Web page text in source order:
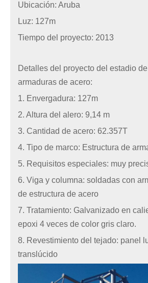
Ubicación: Aruba
Luz: 127m
Tiempo del proyecto: 2013
Detalles del proyecto del estadio
armaduras de acero:
1. Envergadura: 127m
2. Altura del alero: 9,14 m
3. Cantidad de acero: 62.357T
4. Tipo de marco: Estructura de
5. Requisitos especiales: muy
6. Viga y columna: soldadas con
de estructura de acero
7. Tratamiento: Galvanizado en
epoxi 4 veces de color gris claro.
8. Revestimiento del tejado: panel
translúcido